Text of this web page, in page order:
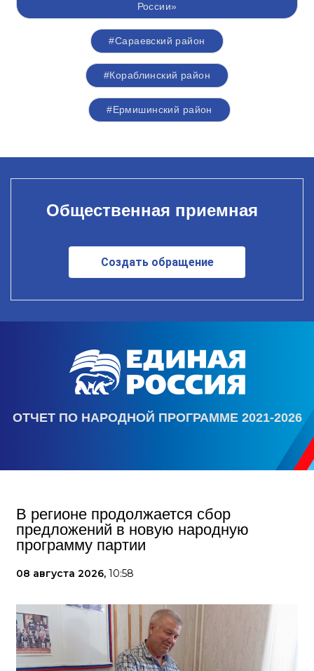
России»
#Сараевский район
#Кораблинский район
#Ермишинский район
Общественная приемная
Создать обращение
ОТЧЕТ ПО НАРОДНОЙ ПРОГРАММЕ 2021-2026
В регионе продолжается сбор
предложений в новую народную
программу партии
08 августа 2026, 10:58